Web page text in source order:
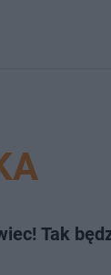
Tak